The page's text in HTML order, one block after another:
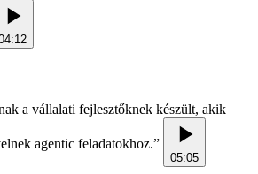
a vállalati fejlesztőknek készült, akik
agentic feladatokhoz.”
05:05